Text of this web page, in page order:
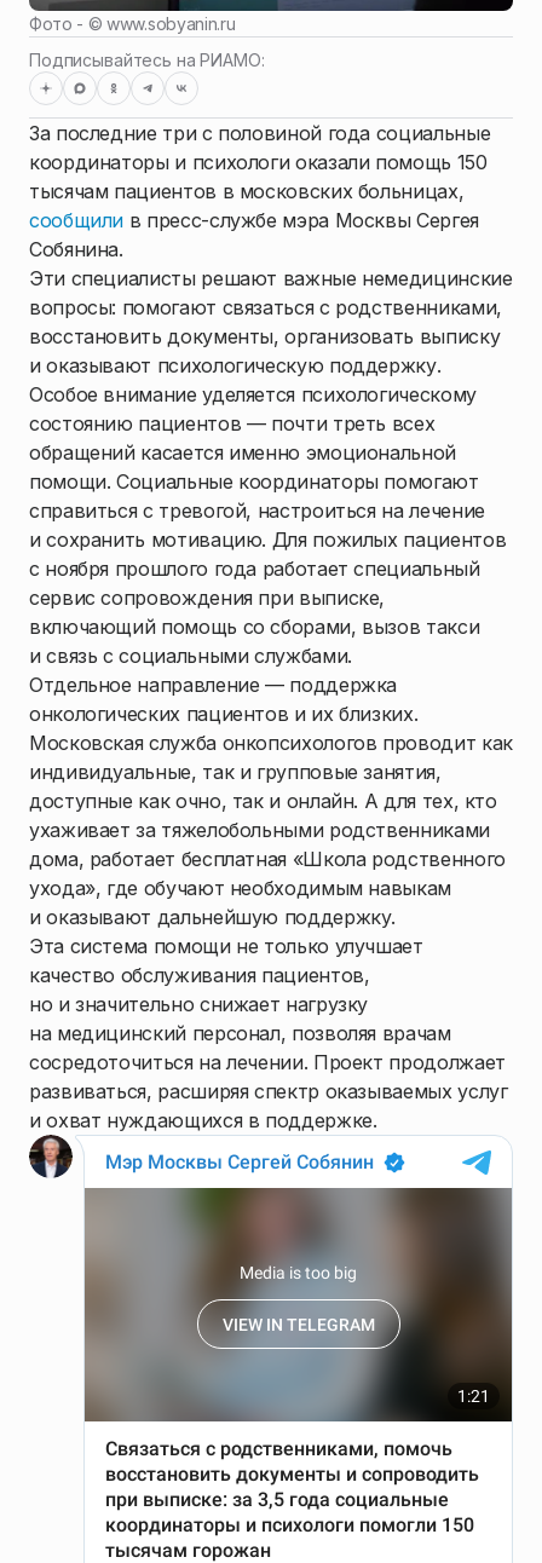
Фото - ©www.sobyanin.ru
Подписывайтесь на РИАМО:
За последние три с половиной года социальные
координаторы и психологи оказали помощь 150
тысячам пациентов в московских больницах,
сообщили в пресс-службе мэра Москвы Сергея
Собянина.
Эти специалисты решают важные немедицинские
вопросы: помогают связаться с родственниками,
восстановить документы, организовать выписку
и оказывают психологическую поддержку.
Особое внимание уделяется психологическому
состоянию пациентов — почти треть всех
обращений касается именно эмоциональной
помощи. Социальные координаторы помогают
справиться с тревогой, настроиться на лечение
и сохранить мотивацию. Для пожилых пациентов
с ноября прошлого года работает специальный
сервис сопровождения при выписке,
включающий помощь со сборами, вызов такси
и связь с социальными службами.
Отдельное направление — поддержка
онкологических пациентов и их близких.
Московская служба онкопсихологов проводит как
индивидуальные, так и групповые занятия,
доступные как очно, так и онлайн. А для тех, кто
ухаживает за тяжелобольными родственниками
дома, работает бесплатная «Школа родственного
ухода», где обучают необходимым навыкам
и оказывают дальнейшую поддержку.
Эта система помощи не только улучшает
качество обслуживания пациентов,
но и значительно снижает нагрузку
на медицинский персонал, позволяя врачам
сосредоточиться на лечении. Проект продолжает
развиваться, расширяя спектр оказываемых услуг
и охват нуждающихся в поддержке.